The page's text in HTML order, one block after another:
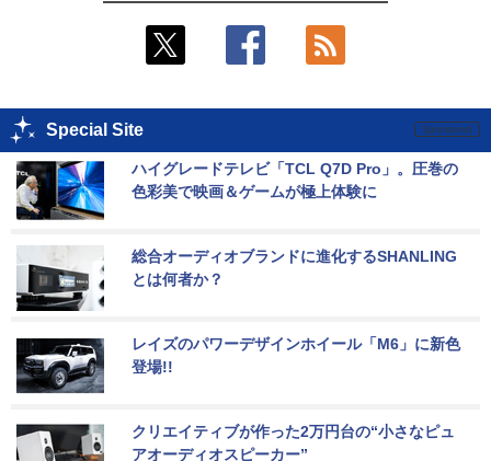
Special Site
ハイグレードテレビ「TCL Q7D Pro」。圧巻の
色彩美で映画＆ゲームが極上体験に
総合オーディオブランドに進化するSHANLING
とは何者か？
レイズのパワーデザインホイール「M6」に新色
登場!!
クリエイティブが作った2万円台の“小さなピュ
アオーディオスピーカー”